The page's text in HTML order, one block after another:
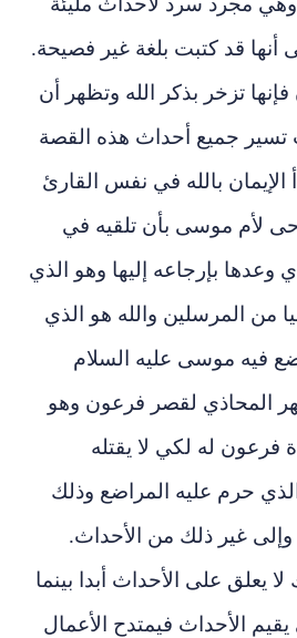
أنها قد كتبت بلغة غير فصيحة.
تزخر بذكر الله وتظهر أن
تسير جميع أحداث هذه القصة
بالله في نفس القارئ
لأم موسى بأن تلقيه في
وعدها بإرجاعه إليها وهو الذي
من المرسلين والله هو الذي
فيه موسى عليه السلام
المحاذي لقصر فرعون وهو
فرعون له لكي لا يقتله
حرم عليه المراضع وذلك
وإلى غير ذلك من الأحداث.
يعلق على الأحداث أبدا بينما
الأحداث فيمتدح الأعمال